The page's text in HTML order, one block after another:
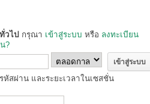
วไป กรุณา เข้าสู่ระบบ หรือ ลงทะเบียน
?
หัสผ่าน และระยะเวลาในเซสชั่น